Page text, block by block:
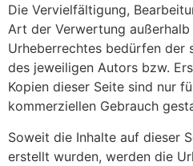
Die Vervielfältigung,
Art der Verwertung außerhalb
Urheberrechtes bedürfen der
des jeweiligen Autors bzw.
Kopien dieser Seite sind nur
kommerziellen Gebrauch
Soweit die Inhalte auf dieser
erstellt wurden, werden die